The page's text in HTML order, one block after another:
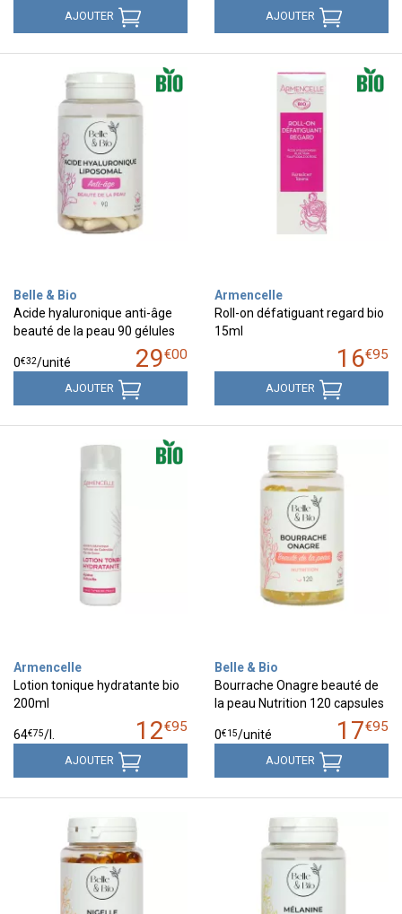
AJOUTER AJOUTER
Belle & Bio
Acide hyaluronique anti-âge
beauté de la peau 90 gélules
29€00
0€32/unité
AJOUTER
Armencelle
Roll-on défatiguant regard bio
15ml
16€95
AJOUTER
Armencelle
Lotion tonique hydratante bio
200ml
12€95
64€75/
AJOUTER
Belle & Bio
Bourrache Onagre beauté de
la peau Nutrition 120 capsules
17€95
0€15/unité
AJOUTER